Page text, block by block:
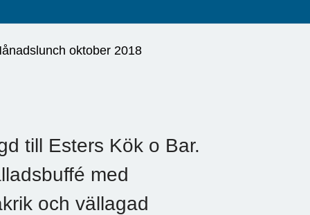
oktober 2018
till Esters Kök o Bar.
med
och vällagad